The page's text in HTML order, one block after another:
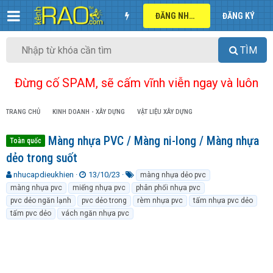
ĐĂNG NHẬP ĐĂNG KÝ
TÌM
Đừng cố SPAM, sẽ cấm vĩnh viễn ngay và luôn
TRANG CHỦ KINH DOANH - XÂY DỰNG VẬT LIỆU XÂY DỰNG
Toàn quốc
Màng nhựa PVC / Màng ni-long / Màng nhựa
dẻo trong suốt
T
h
r
e
a
nhucapdieukhien
N
g
à
y
g
13/10/23
ừ
k
h
màng nhựa dẻo pvc
màng nhựa pvc
miếng nhựa pvc
phân phối nhựa pvc
pvc dẻo ngăn lạnh
pvc dẻo trong rèm nhựa pvc
tấm nhựa pvc dẻo
tấm pvc dẻo
vách ngăn nhựa pvc